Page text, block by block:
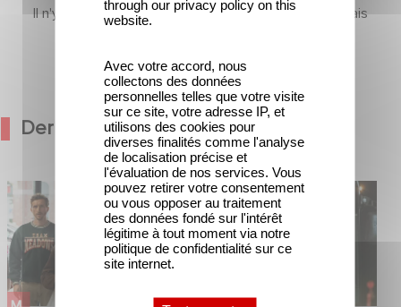
Il n'y a pas encore de contenu dans cette section mais
Dernières Actualités
avec
et José Garcia
Une date de sortie pour le nouveau
film de Franck Dubosc
through our privacy policy on this
website.
Avec votre accord, nous
collectons des données
personnelles telles que votre visite
sur ce site, votre adresse IP, et
utilisons des cookies pour
diverses finalités comme l'analyse
de localisation précise et
l'évaluation de nos services. Vous
pouvez retirer votre consentement
ou vous opposer au traitement
des données fondé sur l'intérêt
légitime à tout moment via notre
politique de confidentialité sur ce
site internet.